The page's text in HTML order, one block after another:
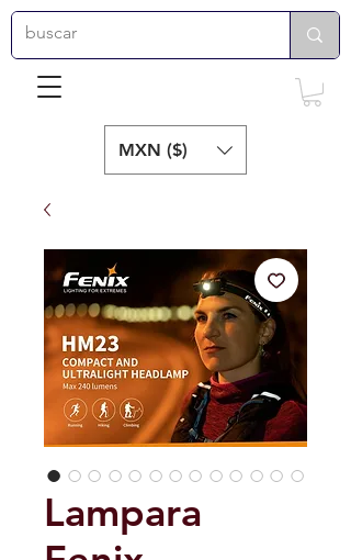
MXN ($)
Lampara